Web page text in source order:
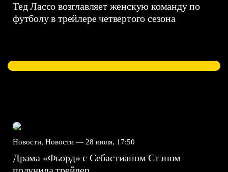
Тед Лассо возглавляет женскую команду по
футболу в трейлере четвертого сезона
Новости, Новости — 28 июля, 17:50
Драма «Фьорд» с Себастианом Стэном